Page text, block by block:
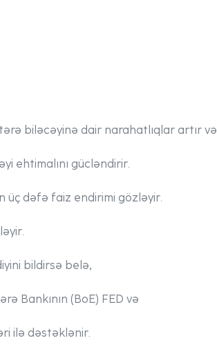
biləcəyinə dair narahatlıqlar artır və
ehtimalını gücləndirir.
üç dəfə faiz endirimi gözləyir.
bildirsə belə,
Bankının (BoE) FED və
ilə dəstəklənir.